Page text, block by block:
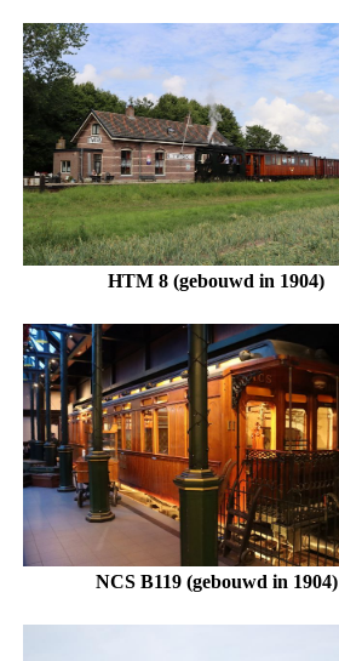
HTM 8 (gebouwd in 1904)
NCS B119(gebouwd in 1904)